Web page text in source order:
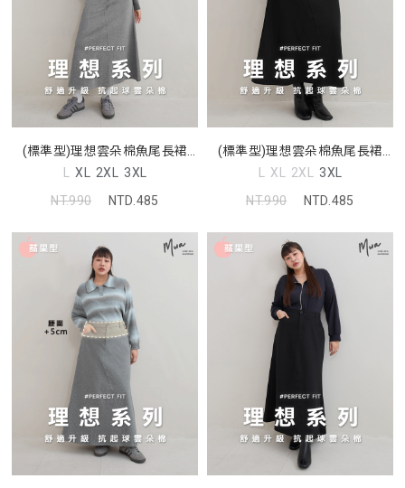
(標準型)理想雲朵棉魚尾長裙
MUA
L XL 2XL 3XL
NT.990
NTD.485
(標準型)理想雲朵棉魚尾長裙
MUA
L XL 2XL 3XL
NT.990
NTD.485